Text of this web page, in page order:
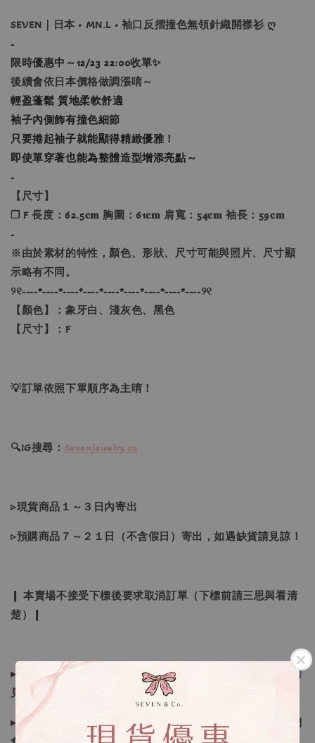
SEVEN｜日本 • MN.L • 袖口反摺撞色無領針織開襟衫 ღ
-
限時優惠中～12/23 22:00收單✨
後續會依日本價格做調漲唷～
輕盈蓬鬆 質地柔軟舒適
袖子內側飾有撞色細節
只要捲起袖子就能顯得精緻優雅！
即使單穿著也能為整體造型增添亮點～
-
【尺寸】
❐ F 長度：62.5𝐜𝐦 胸圍：61𝐜𝐦 肩寬：54𝐜𝐦 袖長：59𝐜𝐦
-
※由於素材的特性，顏色、形狀、尺寸可能與照片、尺寸顯
示略有不同。
୨୧----*----*----*----*----*----*----*----*----୨୧
【顏色】：象牙白、淺灰色、黑色
【尺寸】：F
💡訂單依照下單順序為主唷！
🔍IG搜尋： Sevenjewelry.co
▹現貨商品１～３日內寄出
▹預購商品７～２１日（不含假日）寄出，如遇缺貨請見諒！
❙ 本賣場不接受下標後要求取消訂單（下標前請三思與看清
楚）❙
▸所有商品皆以日本、韓國售完為止，如下單後遇缺貨情形請
見諒
▸因日本商品貨況和價格是浮動的，若遇到缺貨或者調價我們